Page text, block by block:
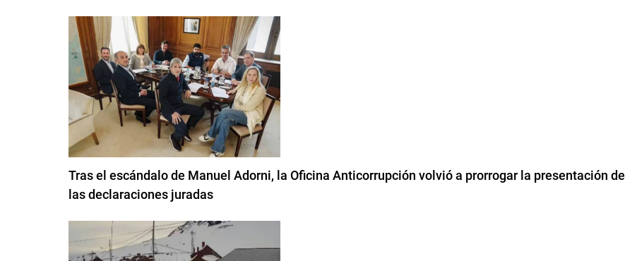
Tras el escándalo de Manuel Adorni, la Oficina Anticorrupción volvió a prorrogar la presentación de
las declaraciones juradas